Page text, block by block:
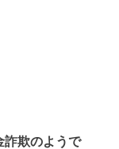
詐欺のようで